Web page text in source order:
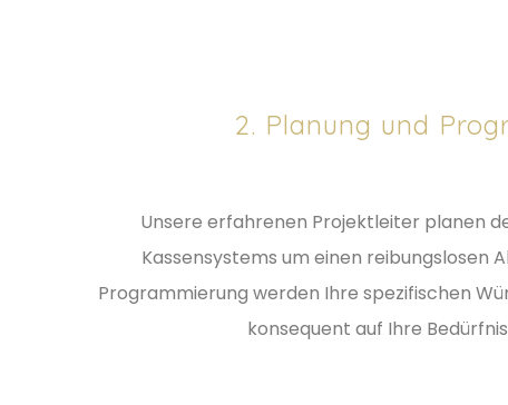
2. Planung und
Unsere erfahrenen Projektleiter planen
Kassensystems um einen reibungslosen
Programmierung werden Ihre spezifischen
konsequent auf Ihre